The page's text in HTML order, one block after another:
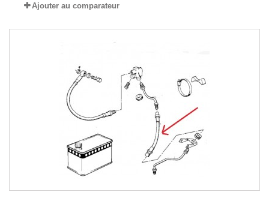
Ajouter au comparateur